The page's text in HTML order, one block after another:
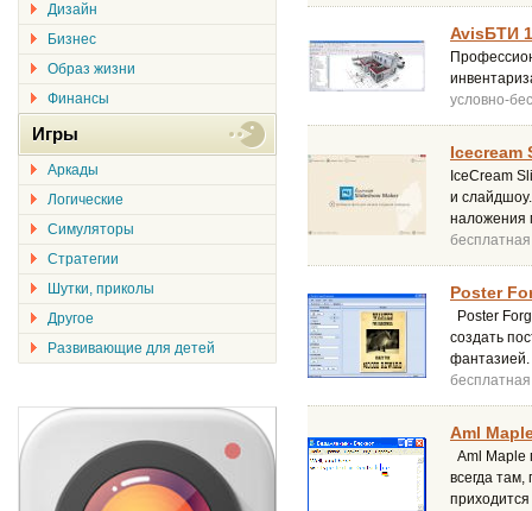
AvisБТИ
условно-
Icecream
IceCream
и
наложения
бесплатная
Poster
Poster
создать
фантазией.
бесплатная
Aml
Aml Maple
всегда там,
Дизайн
Бизнес
Образ жизни
Финансы
Игры
Аркады
Логические
Симуляторы
Стратегии
Шутки, приколы
Другое
Развивающие для детей